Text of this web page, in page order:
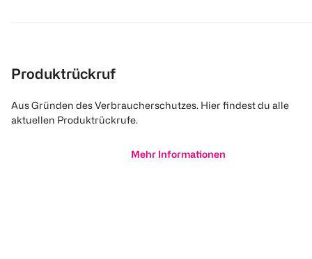
Produktrückruf
Aus Gründen des Verbraucherschutzes. Hier findest du alle
aktuellen Produktrückrufe.
Mehr Informationen